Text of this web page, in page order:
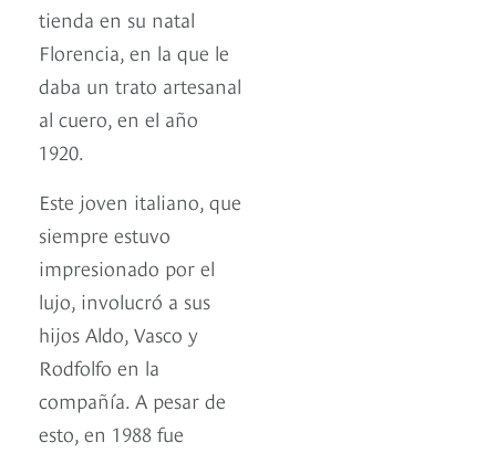
tienda en su natal
Florencia, en la que le
daba un trato artesanal
al cuero, en el año
1920.
Este joven italiano, que
siempre estuvo
impresionado por el
lujo, involucró a sus
hijos Aldo, Vasco y
Rodfolfo en la
compañía. A pesar de
esto, en 1988 fue